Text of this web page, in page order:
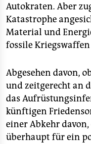
Autokraten. Aber
Katastrophe
Material und
fossile
Abgesehen davon,
und zeitgerecht an
das
künftigen
einer Abkehr
überhaupt für ein